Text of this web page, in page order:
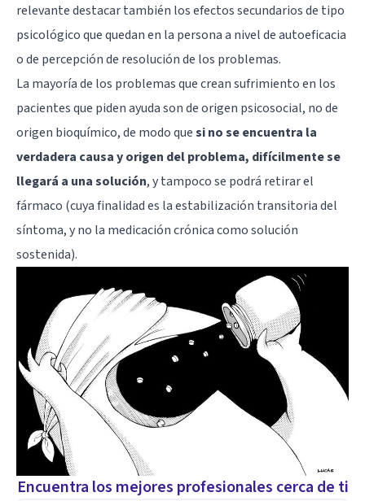
relevante destacar también los efectos secundarios de tipo
psicológico que quedan en la persona a nivel de autoeficacia
o de percepción de resolución de los problemas.
La mayoría de los problemas que crean sufrimiento en los
pacientes que piden ayuda son de origen psicosocial, no de
origen bioquímico, de modo quesi no se encuentra la
verdadera causa y origen del problema, difícilmente se
llegará a una solución, y tampoco se podrá retirar el
fármaco (cuya finalidad es la estabilización transitoria del
síntoma, y no la medicación crónica como solución
sostenida).
Encuentra los mejores profesionales cerca de ti